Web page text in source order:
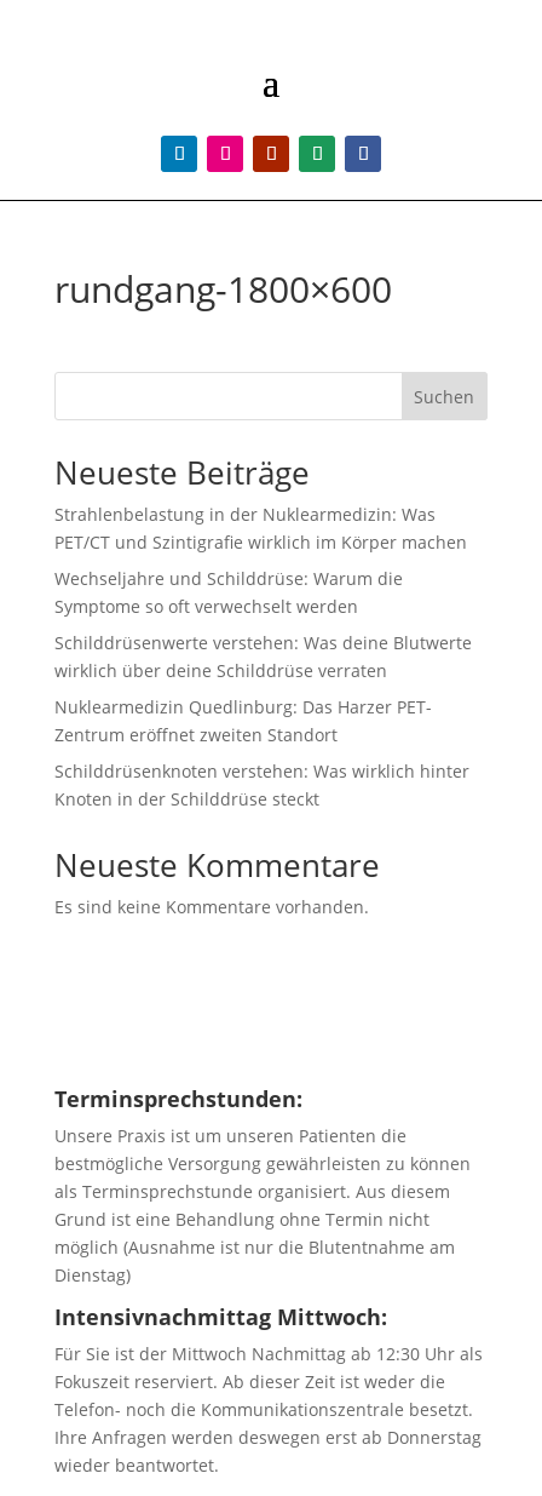
rundgang-1800×600
Suchen
Neueste Beiträge
Strahlenbelastung in der Nuklearmedizin: Was
PET/CT und Szintigrafie wirklich im Körper machen
Wechseljahre und Schilddrüse: Warum die
Symptome so oft verwechselt werden
Schilddrüsenwerte verstehen: Was deine Blutwerte
wirklich über deine Schilddrüse verraten
Nuklearmedizin Quedlinburg: Das Harzer PET-
Zentrum eröffnet zweiten Standort
Schilddrüsenknoten verstehen: Was wirklich hinter
Knoten in der Schilddrüse steckt
Neueste Kommentare
Es sind keine Kommentare vorhanden.
Terminsprechstunden:
Unsere Praxis ist um unseren Patienten die
bestmögliche Versorgung gewährleisten zu können
als Terminsprechstunde organisiert. Aus diesem
Grund ist eine Behandlung ohne Termin nicht
möglich (Ausnahme ist nur die Blutentnahme am
Dienstag)
Intensivnachmittag Mittwoch:
Für Sie ist der Mittwoch Nachmittag ab 12:30 Uhr als
Fokuszeit reserviert. Ab dieser Zeit ist weder die
Telefon- noch die Kommunikationszentrale besetzt.
Ihre Anfragen werden deswegen erst ab Donnerstag
wieder beantwortet.